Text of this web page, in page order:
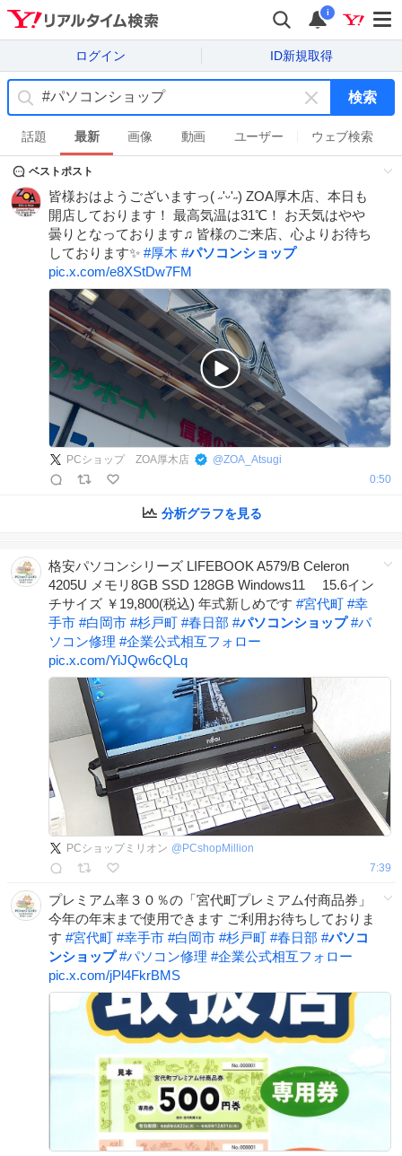
i
ログイン ID新規取得
キ
ー
ワ
ド
を
消
検索
話題 最新 画像 動画 ユーザー ウェブ検索
ベストポスト
皆様おはようございますっ( ˶'ᵕ'˶) ZOA厚木店、本日も
開店しております！ 最高気温は31℃！ お天気はやや
曇りとなっております♫ 皆様のご来店、心よりお待ち
しております✨️ #厚木 #パソコンショップ
pic.x.com/e8XStDw7FM
PCショップ ZOA厚木店 @ZOA_Atsugi
0:50
分析グラフを見る
格安パソコンシリーズ LIFEBOOK A579/B Celeron
4205U メモリ8GB SSD 128GB Windows11 15.6イン
チサイズ ￥19,800(税込) 年式新しめです #宮代町 #幸
手市 #白岡市 #杉戸町 #春日部 #パソコンショップ #パ
ソコン修理 #企業公式相互フォロー
pic.x.com/YiJQw6cQLq
PCショップミリオン @ PCshopMillion
7:39
プレミアム率３０％の「宮代町プレミアム付商品券」
今年の年末まで使用できます ご利用お待ちしておりま
す #宮代町 #幸手市 #白岡市 #杉戸町 #春日部 #パソコ
ンショップ #パソコン修理 #企業公式相互フォロー
pic.x.com/jPl4FkrBMS